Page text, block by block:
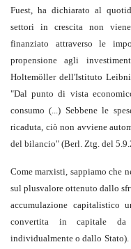
Fuest, ha dichiarato al
settori in crescita non
finanziato attraverso le
propensione agli
Holtemöller dell'Istituto
"Dal punto di vista
consumo (...) Sebbene le
ricaduta, ciò non avviene
del bilancio" (Berl. Ztg. del
Come marxisti, sappiamo che
sul plusvalore ottenuto dallo
accumulazione capitalistico
convertita in capitale da
individualmente o dallo Stato).